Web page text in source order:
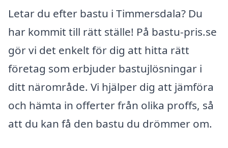
Letar du efter bastu i Timmersdala? Du
har kommit till rätt ställe! På bastu-pris.se
gör vi det enkelt för dig att hitta rätt
företag som erbjuder bastujlösningar i
ditt närområde. Vi hjälper dig att jämföra
och hämta in offerter från olika proffs, så
att du kan få den bastu du drömmer om.